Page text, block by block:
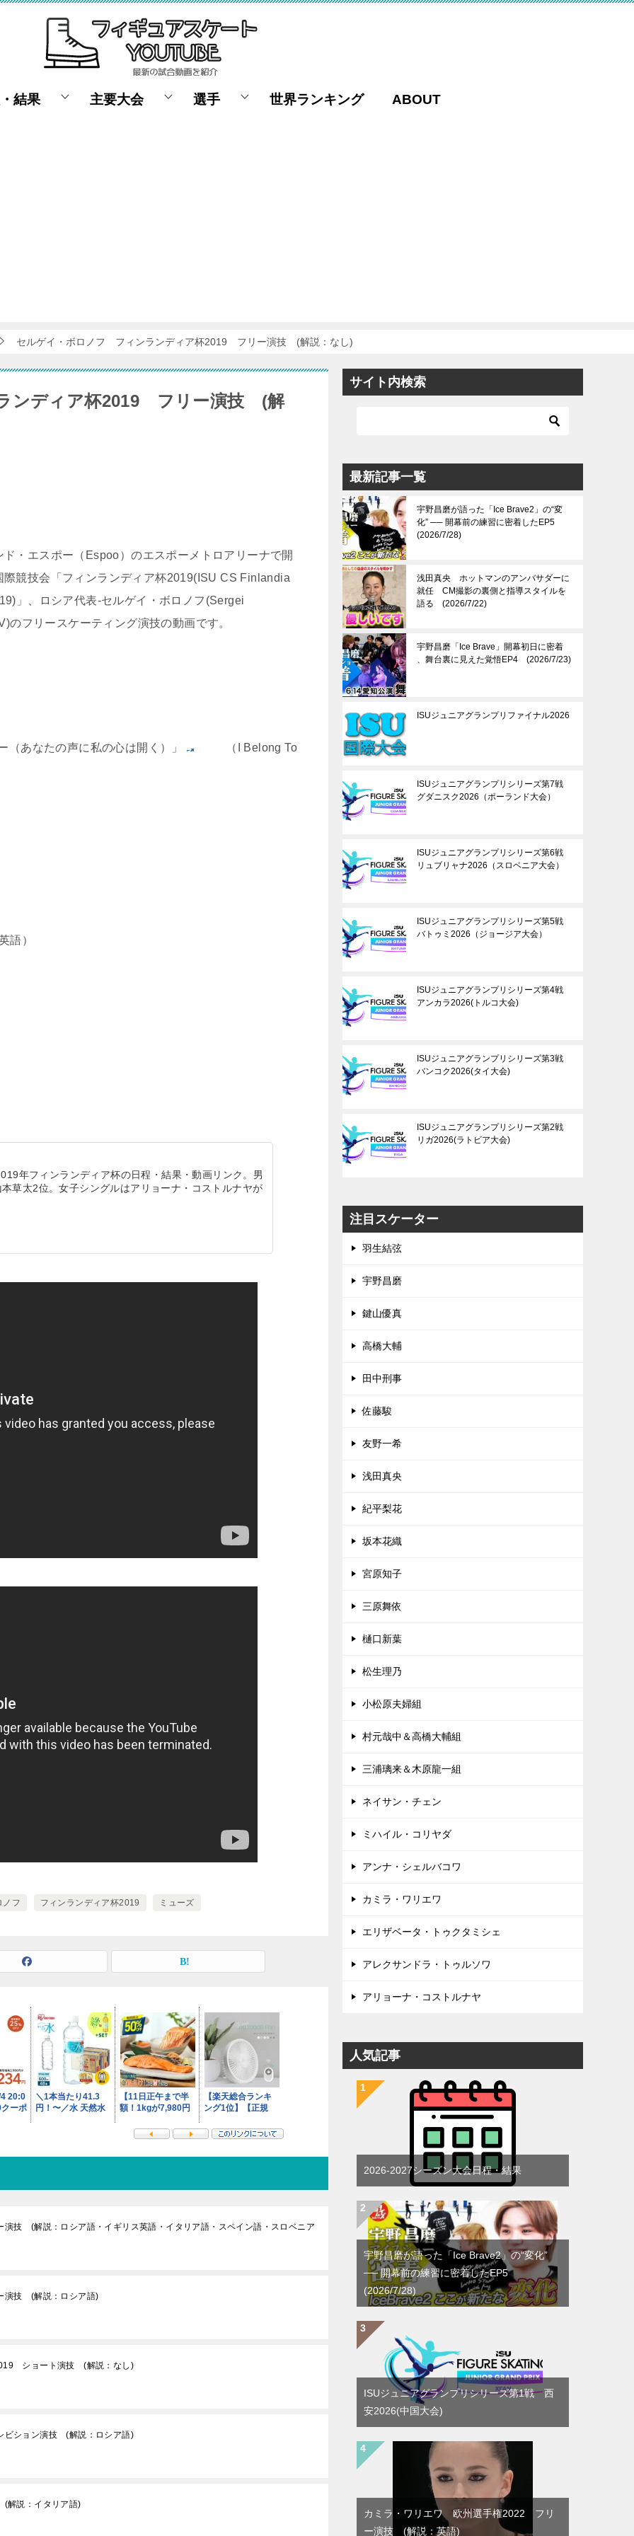
結果 主要大会 選手 世界ランキング ABOUT
セルゲイ・ボロノフ フィンランディア杯2019 フリー演技 (解説：なし)
ンディア杯2019 フリー演技 (解
ド・エスポー（Espoo）のエスポーメトロアリーナで開
際競技会「フィンランディア杯2019(ISU CS Finlandia
」、ロシア代表-セルゲイ・ボロノフ(Sergei
のフリースケーティング演技の動画です。
あなたの声に私の心は開く）」 （I Belong To
語）
年フィンランディア杯の日程・結果・動画リンク。男
草太2位。女子シングルはアリョーナ・コストルナヤが
ノフ フィンランディア杯2019 ミューズ
技 (解説：ロシア語・イギリス英語・イタリア語・スペイン語・スロベニア
演技 (解説：ロシア語)
ショート演技 (解説：なし)
ション演技 (解説：ロシア語)
説：イタリア語)
サイト内検索
最新記事一覧
宇野昌磨が語った「Ice Brave2」の“変
化” ── 開幕前の練習に密着したEP5
(2026/7/28)
浅田真央 ホットマンのアンバサダーに
就任 CM撮影の裏側と指導スタイルを
語る (2026/7/22)
宇野昌磨「Ice Brave」開幕初日に密着
、舞台裏に見えた覚悟EP4 (2026/7/23)
ISUジュニアグランプリファイナル2026
ISUジュニアグランプリシリーズ第7戦
グダニスク2026（ポーランド大会）
ISUジュニアグランプリシリーズ第6戦
リュブリャナ2026（スロベニア大会）
ISUジュニアグランプリシリーズ第5戦
バトゥミ2026（ジョージア大会）
ISUジュニアグランプリシリーズ第4戦
アンカラ2026(トルコ大会)
ISUジュニアグランプリシリーズ第3戦
バンコク2026(タイ大会)
ISUジュニアグランプリシリーズ第2戦
リガ2026(ラトビア大会)
注目スケーター
羽生結弦
宇野昌磨
鍵山優真
高橋大輔
田中刑事
佐藤駿
友野一希
浅田真央
紀平梨花
坂本花織
宮原知子
三原舞依
樋口新葉
松生理乃
小松原夫婦組
村元哉中＆高橋大輔組
三浦璃来＆木原龍一組
ネイサン・チェン
ミハイル・コリヤダ
アンナ・シェルバコワ
カミラ・ワリエワ
エリザベータ・トゥクタミシェ
アレクサンドラ・トゥルソワ
アリョーナ・コストルナヤ
人気記事
2026-2027シーズン大会日程・結果
宇野昌磨が語った「Ice Brave2」の“変化”
── 開幕前の練習に密着したEP5
(2026/7/28)
ISUジュニアグランプリシリーズ第1戦 西
安2026(中国大会)
カミラ・ワリエワ 欧州選手権2022 フリ
ー演技 (解説：英語)